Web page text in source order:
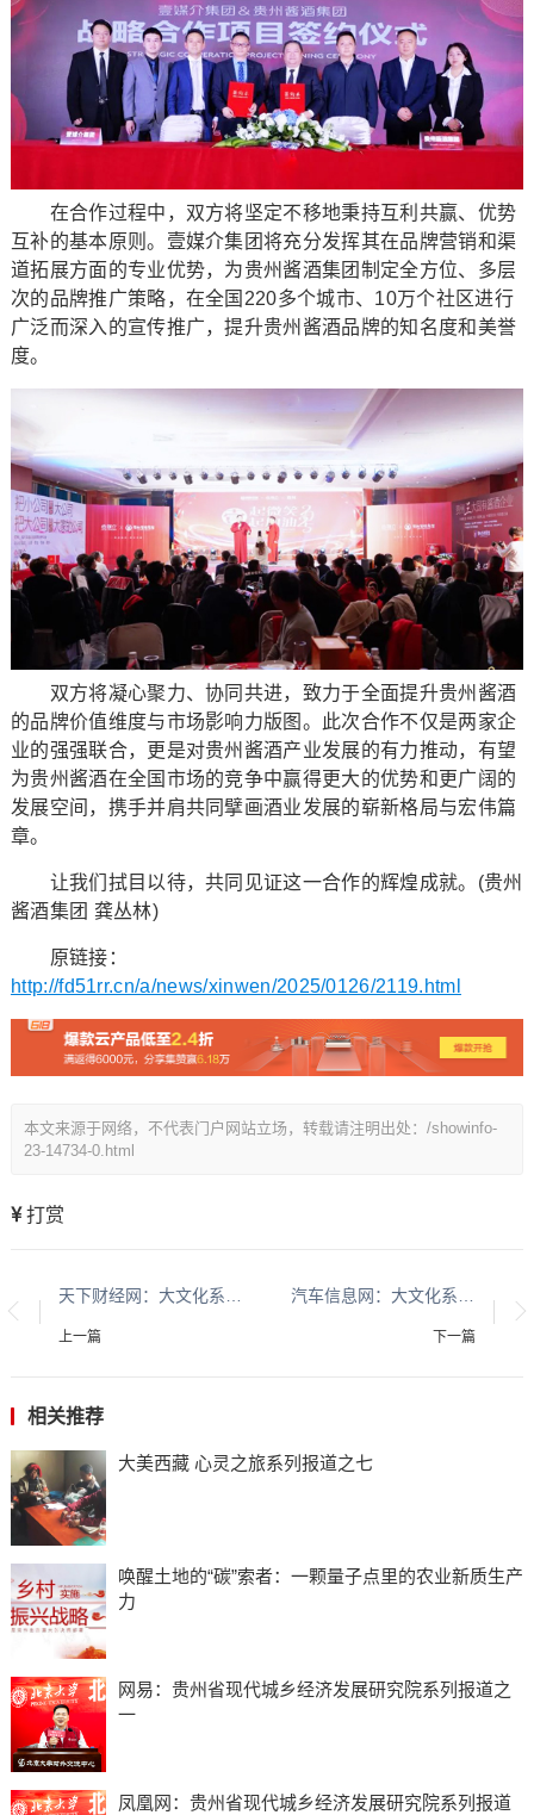
在合作过程中，双方将坚定不移地秉持互利共赢、优势
互补的基本原则。壹媒介集团将充分发挥其在品牌营销和渠
道拓展方面的专业优势，为贵州酱酒集团制定全方位、多层
次的品牌推广策略，在全国220多个城市、10万个社区进行
广泛而深入的宣传推广，提升贵州酱酒品牌的知名度和美誉
度。
双方将凝心聚力、协同共进，致力于全面提升贵州酱酒
的品牌价值维度与市场影响力版图。此次合作不仅是两家企
业的强强联合，更是对贵州酱酒产业发展的有力推动，有望
为贵州酱酒在全国市场的竞争中赢得更大的优势和更广阔的
发展空间，携手并肩共同擘画酒业发展的崭新格局与宏伟篇
章。
让我们拭目以待，共同见证这一合作的辉煌成就。(贵州
酱酒集团 龚丛林)
原链接：
http://fd51rr.cn/a/news/xinwen/2025/0126/2119.html
本文来源于网络，不代表门户网站立场，转载请注明出处：/showinfo-
23-14734-0.html
打赏
上一篇 下一篇
相关推荐
大美西藏 心灵之旅系列报道之七
唤醒土地的“碳”索者：一颗量子点里的农业新质生产
力
网易：贵州省现代城乡经济发展研究院系列报道之
一
凤凰网：贵州省现代城乡经济发展研究院系列报道